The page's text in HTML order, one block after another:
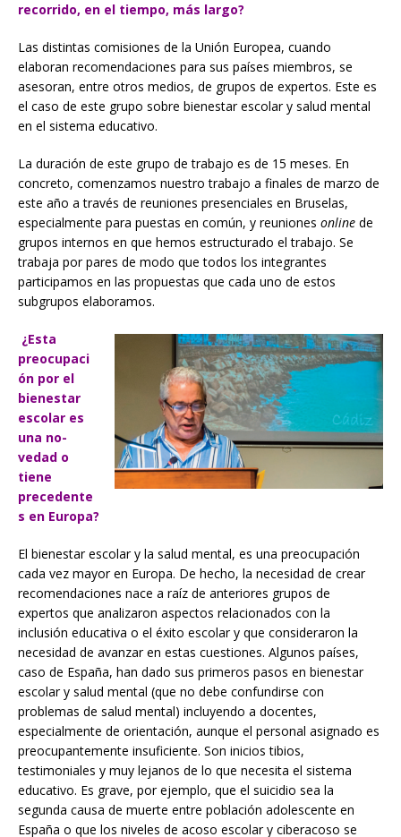
recorrido, en el tiempo, más largo?
Las distintas comisiones de la Unión Europea, cuando
elaboran recomendaciones para sus países miembros, se
asesoran, entre otros medios, de grupos de expertos. Este es
el caso de este grupo sobre bienestar escolar y salud mental
en el sistema educativo.
La duración de este grupo de trabajo es de 15 meses. En
concreto, comenzamos nuestro trabajo a finales de marzo de
este año a través de reuniones presenciales en Bruselas,
especialmente para puestas en común, y reuniones online de
grupos internos en que hemos estructurado el trabajo. Se
trabaja por pares de modo que todos los integrantes
participamos en las propuestas que cada uno de estos
subgrupos elaboramos.
¿Esta
preocupaci
ón por el
bienestar
escolar es
una no-
vedad o
tiene
precedente
s en Europa?
El bienestar escolar y la salud mental, es una preocupación
cada vez mayor en Europa. De hecho, la necesidad de crear
recomendaciones nace a raíz de anteriores grupos de
expertos que analizaron aspectos relacionados con la
inclusión educativa o el éxito escolar y que consideraron la
necesidad de avanzar en estas cuestiones. Algunos países,
caso de España, han dado sus primeros pasos en bienestar
escolar y salud mental (que no debe confundirse con
problemas de salud mental) incluyendo a docentes,
especialmente de orientación, aunque el personal asignado es
preocupantemente insuficiente. Son inicios tibios,
testimoniales y muy lejanos de lo que necesita el sistema
educativo. Es grave, por ejemplo, que el suicidio sea la
segunda causa de muerte entre población adolescente en
España o que los niveles de acoso escolar y ciberacoso se